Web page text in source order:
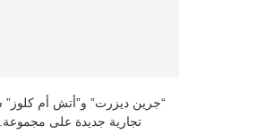
“جرين ديزرت” و”أتش أم كلوز”
تجارية جديدة على مجموعة...